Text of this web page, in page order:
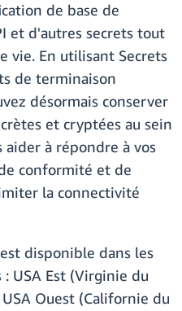
de base de
et d'autres secrets tout
vie. En utilisant Secrets
de terminaison
désormais conserver
et cryptées au sein
aider à répondre à vos
conformité et de
la connectivité
disponible dans les
: USA Est (Virginie du
Ouest (Californie du